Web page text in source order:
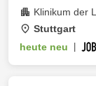
Klinikum der
Stuttgart
heute neu